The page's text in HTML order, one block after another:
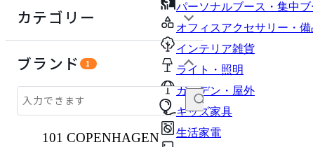
パーソナルブース・集中ブ
オフィスアクセサリー・備
インテリア雑貨
ライト・照明
ガーデン・屋外
キッズ家具
生活家電
カテゴリー
パーソナルブース・集中ブース
ブランド 1
101 COPENHAGEN